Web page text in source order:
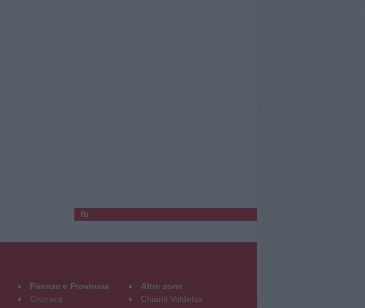
fb
Firenze e Provincia
Cronaca
Altre zone
Chianti Valdelsa